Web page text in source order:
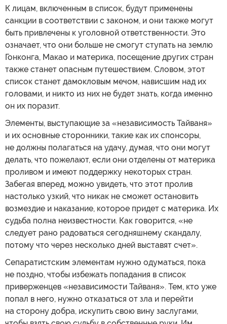
К лицам, включенным в список, будут применены
санкции в соответствии с законом, и они также могут
быть привлечены к уголовной ответственности. Это
означает, что они больше не смогут ступать на землю
Гонконга, Макао и материка, посещение других стран
также станет опасным путешествием. Словом, этот
список станет дамокловым мечом, нависшим над их
головами, и никто из них не будет знать, когда именно
он их поразит.
Элементы, выступающие за «независимость Тайваня»
и их основные сторонники, такие как их спонсоры,
не должны полагаться на удачу, думая, что они могут
делать, что пожелают, если они отделены от материка
проливом и имеют поддержку некоторых стран.
Забегая вперед, можно увидеть, что этот пролив
настолько узкий, что никак не сможет остановить
возмездие и наказание, которое придет с материка. Их
судьба полна неизвестности. Как говорится, «не
следует рано радоваться сегодняшнему скандалу,
потому что через несколько дней выставят счет».
Сепаратистским элементам нужно одуматься, пока
не поздно, чтобы избежать попадания в список
приверженцев «независимости Тайваня». Тем, кто уже
попал в него, нужно отказаться от зла и перейти
на сторону добра, искупить свою вину заслугами,